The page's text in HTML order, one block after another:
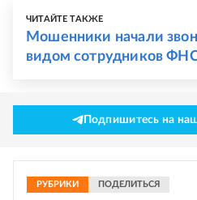
ЧИТАЙТЕ ТАКЖЕ
Мошенники начали
видом сотрудников
Подпишитесь на наш
РУБРИКИ ПОДЕЛИТЬСЯ